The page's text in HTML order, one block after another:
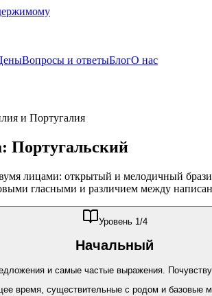
Вопросы и ответыБлогО нас
и Португалия
Португальский
лицами: открытый и мелодичный
гласными и различием между
Уровень 1 /4
Начальный
и самые частые выражения.
время, существительные с родом и базовые